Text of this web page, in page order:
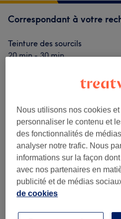
Correspondant à votre
Teinture des sourcils
20 min - 30 min
Épilation des sourcils
Dépose d'extensions de cils
30 minMa prestation en
Ce n'est pas ce que vous
Recherchez dans notre
Beauté Du Regard
Nous utilisons nos cookies
personnaliser le contenu et
des fonctionnalités de
analyser notre trafic. Nous
informations sur la façon
avec nos partenaires en
publicité et de médias
de cookies